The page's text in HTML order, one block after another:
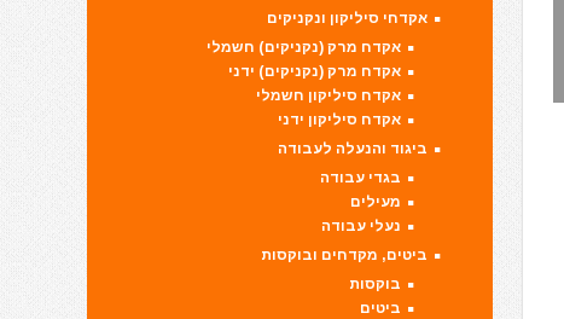
אקדחי סיליקון ונקניקים
אקדח מרק (נקניקים) חשמלי
אקדח מרק (נקניקים) ידני
אקדח סיליקון חשמלי
אקדח סיליקון ידני
ביגוד והנעלה לעבודה
בגדי עבודה
מעילים
נעלי עבודה
ביטים, מקדחים ובוקסות
בוקסות
ביטים